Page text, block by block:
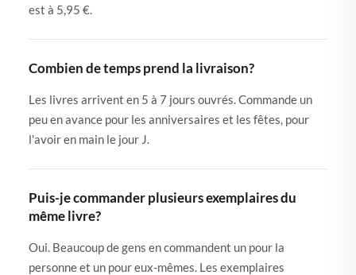
est à 5,95 €.
Combien de temps prend la livraison?
Les livres arrivent en 5 à 7 jours ouvrés. Commande un
peu en avance pour les anniversaires et les fêtes, pour
l'avoir en main le jour J.
Puis-je commander plusieurs exemplaires du
même livre?
Oui. Beaucoup de gens en commandent un pour la
personne et un pour eux-mêmes. Les exemplaires